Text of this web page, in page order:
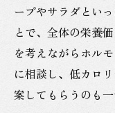
ープやサラダとい
とで、全体の栄養
を考えながらホル
に相談し、低カロ
案してもらうのも一